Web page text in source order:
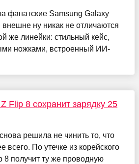
фанатские Samsung Galaxy
ну никак не отличаются
же линейки: стильный кейс,
ножками, встроенный ИИ-
Flip 8 сохранит зарядку 25
решила не чинить то, что
всего. По утечке из корейского
8 получит ту же проводную